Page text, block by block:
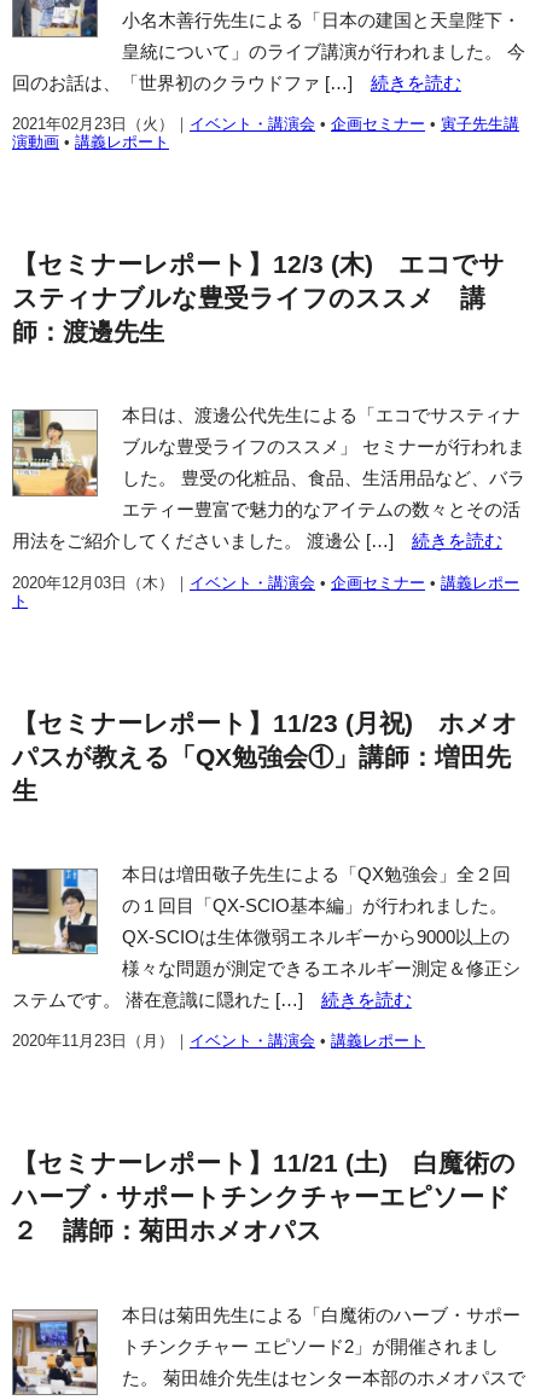
小名木善行先生による「日本の建国と天皇陛下・
皇統について」のライブ講演が行われました。 今
回のお話は、「世界初のクラウドファ […]
続きを読む
2021年02月23日（火） ｜ イベント・講演会 • 企画セミナー • 寅子先生講
演動画 • 講義レポート
【セミナーレポート】12/3 (木) エコでサ
スティナブルな豊受ライフのススメ 講
師：渡邊先生
本日は、渡邊公代先生による「エコでサスティナ
ブルな豊受ライフのススメ」 セミナーが行われま
した。 豊受の化粧品、食品、生活用品など、バラ
エティー豊富で魅力的なアイテムの数々とその活
用法をご紹介してくださいました。 渡邊公 […]
続きを読む
2020年12月03日（木） ｜ イベント・講演会 • 企画セミナー • 講義レポー
ト
【セミナーレポート】11/23 (月祝) ホメオ
パスが教える「QX勉強会①」講師：増田先
生
本日は増田敬子先生による「QX勉強会」全２回
の１回目「QX-SCIO基本編」が行われました。
QX-SCIOは生体微弱エネルギーから9000以上の
様々な問題が測定できるエネルギー測定＆修正シ
ステムです。 潜在意識に隠れた […]
続きを読む
2020年11月23日（月） ｜ イベント・講演会 • 講義レポート
【セミナーレポート】11/21 (土) 白魔術の
ハーブ・サポートチンクチャーエピソード
２ 講師：菊田ホメオパス
本日は菊田先生による「白魔術のハーブ・サポー
トチンクチャー エピソード2」が開催されまし
た。 菊田雄介先生はセンター本部のホメオパスで